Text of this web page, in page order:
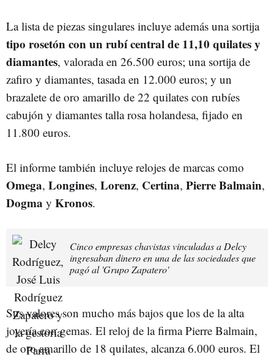
La lista de piezas singulares incluye además una sortija
tipo rosetón con un rubí central de 11,10 quilates y
diamantes, valorada en 26.500 euros; una sortija de
zafiro y diamantes, tasada en 12.000 euros; y un
brazalete de oro amarillo de 22 quilates con rubíes
cabujón y diamantes talla rosa holandesa, fijado en
11.800 euros.
El informe también incluye relojes de marcas como
Omega, Longines, Lorenz, Certina, Pierre Balmain,
Dogma y Kronos.
Cinco empresas chavistas vinculadas a Delcy
ingresaban dinero en una de las sociedades que
pagó al 'Grupo Zapatero'
Sus valores son mucho más bajos que los de la alta
joyería con gemas. El reloj de la firma Pierre Balmain,
de oro amarillo de 18 quilates, alcanza 6.000 euros. El